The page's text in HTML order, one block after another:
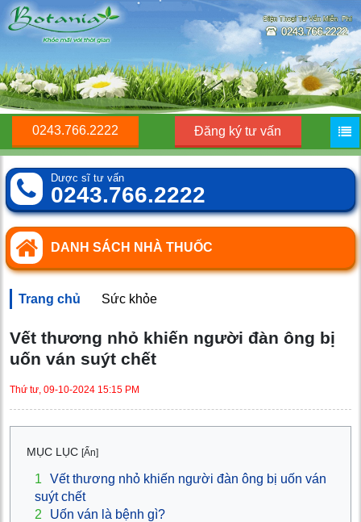
0243.766.2222 Đăng ký tư vấn
Dược sĩ tư vấn
0243.766.2222
DANH SÁCH NHÀ THUỐC
Trang chủ Sức khỏe
Vết thương nhỏ khiến người đàn ông bị
uốn ván suýt chết
Thứ tư, 09-10-2024 15:15 PM
MỤC LỤC [Ẩn]
1
Vết thương nhỏ khiến người đàn ông bị uốn ván
suýt chết
2
Uốn ván là bệnh gì?